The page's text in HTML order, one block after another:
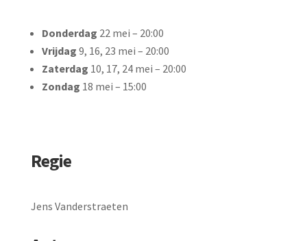
Donderdag 22 mei – 20:00
Vrijdag 9, 16, 23 mei – 20:00
Zaterdag 10, 17, 24 mei – 20:00
Zondag 18 mei – 15:00
Regie
Jens Vanderstraeten